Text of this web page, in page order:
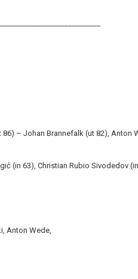
– Johan Brannefalk (ut 82), Anton
(in 63), Christian Rubio Sivodedov
Anton Wede,